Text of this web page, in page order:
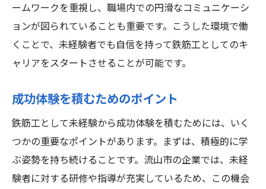
ームワークを重視し、職場内での円滑なコミュニケーシ
ョンが図られていることも重要です。こうした環境で働
くことで、未経験者でも自信を持って鉄筋工としてのキ
ャリアをスタートさせることが可能です。
成功体験を積むためのポイント
鉄筋工として未経験から成功体験を積むためには、いく
つかの重要なポイントがあります。まずは、積極的に学
ぶ姿勢を持ち続けることです。流山市の企業では、未経
験者に対する研修や指導が充実しているため、この機会